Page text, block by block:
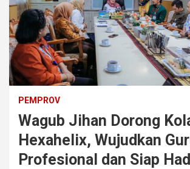
PEMPROV
Wagub Jihan Dorong
Hexahelix, Wujudkan
Profesional dan Siap